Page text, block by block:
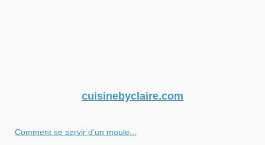
cuisinebyclaire.com
Comment se servir d'un moule...